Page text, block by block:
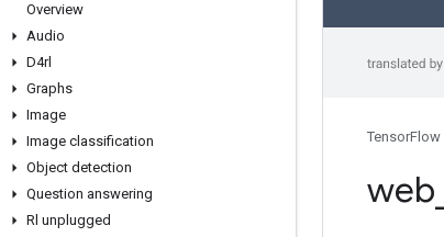
Overview
Audio
D4rl
Graphs
Image
Image classification
Object detection
Question answering
Rl unplugged
TensorFlow
web